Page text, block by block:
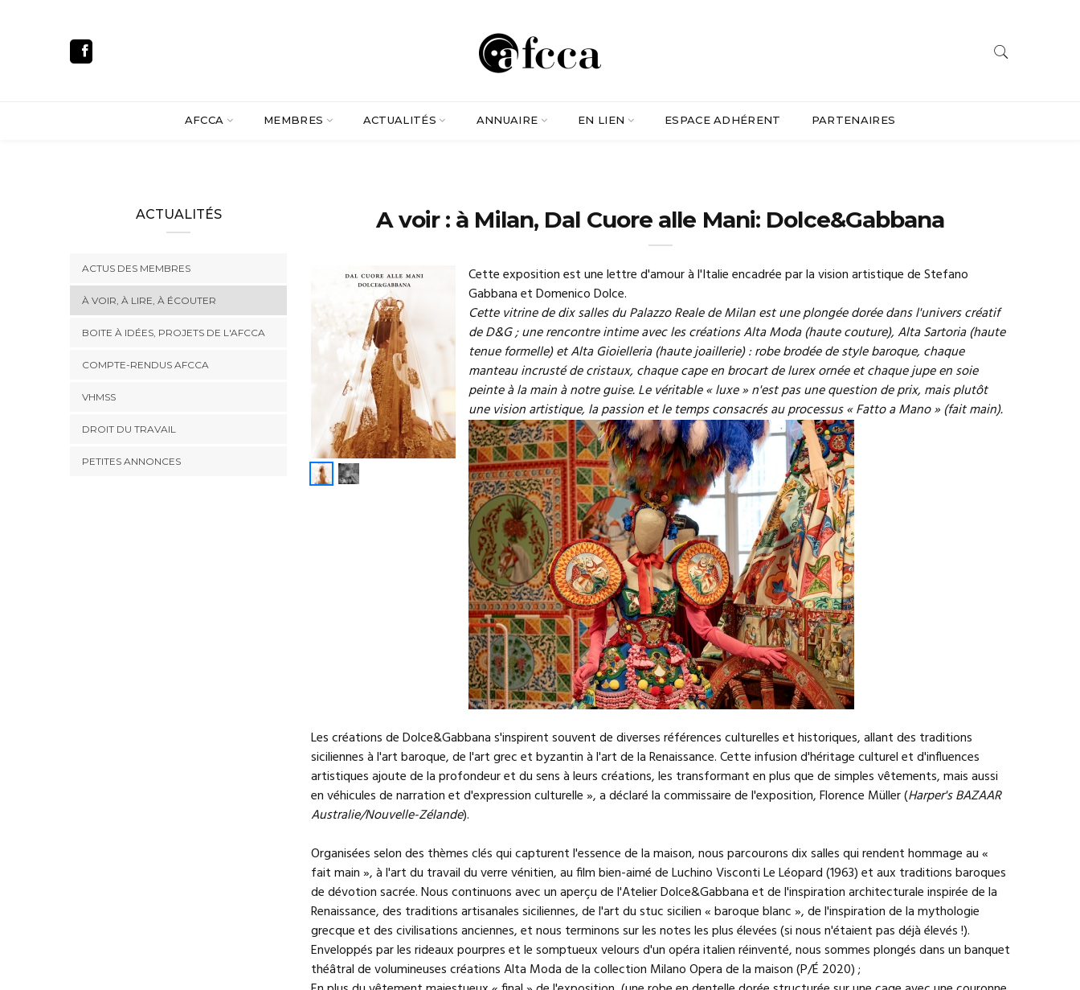
AFCCA MEMBRES ACTUALITÉS ANNUAIRE EN LIEN ESPACE ADHÉRENT PARTENAIRES
A voir : à Milan, Dal Cuore alle Mani: Dolce&Gabbana
Cette exposition est une lettre d'amour à l'Italie encadrée par la vision artistique de Stefano
Gabbana et Domenico Dolce.
Cette vitrine de dix salles du Palazzo Reale de Milan est une plongée dorée dans l'univers créatif
de D&G ; une rencontre intime avec les créations Alta Moda (haute couture), Alta Sartoria (haute
tenue formelle) et Alta Gioielleria (haute joaillerie) : robe brodée de style baroque, chaque
manteau incrusté de cristaux, chaque cape en brocart de lurex ornée et chaque jupe en soie
peinte à la main à notre guise. Le véritable « luxe » n'est pas une question de prix, mais plutôt
une vision artistique, la passion et le temps consacrés au processus « Fatto a Mano » (fait main).
Les créations de Dolce&Gabbana s'inspirent souvent de diverses références culturelles et historiques, allant des traditions
siciliennes à l'art baroque, de l'art grec et byzantin à l'art de la Renaissance. Cette infusion d'héritage culturel et d'influences
artistiques ajoute de la profondeur et du sens à leurs créations, les transformant en plus que de simples vêtements, mais aussi
en véhicules de narration et d'expression culturelle », a déclaré la commissaire de l'exposition, Florence Müller (Harper's BAZAAR
Australie/Nouvelle-Zélande).
Organisées selon des thèmes clés qui capturent l'essence de la maison, nous parcourons dix salles qui rendent hommage au «
fait main », à l'art du travail du verre vénitien, au film bien-aimé de Luchino Visconti Le Léopard (1963) et aux traditions baroques
de dévotion sacrée. Nous continuons avec un aperçu de l'Atelier Dolce&Gabbana et de l'inspiration architecturale inspirée de la
Renaissance, des traditions artisanales siciliennes, de l'art du stuc sicilien « baroque blanc », de l'inspiration de la mythologie
grecque et des civilisations anciennes, et nous terminons sur les notes les plus élevées (si nous n'étaient pas déjà élevés !).
Enveloppés par les rideaux pourpres et le somptueux velours d'un opéra italien réinventé, nous sommes plongés dans un banquet
théâtral de volumineuses créations Alta Moda de la collection Milano Opera de la maison (P/É 2020) ;
ACTUALITÉS
ACTUS DES MEMBRES
À VOIR, À LIRE, À ÉCOUTER
BOITE À IDÉES, PROJETS DE L'AFCCA
COMPTE-RENDUS AFCCA
VHMSS
DROIT DU TRAVAIL
PETITES ANNONCES